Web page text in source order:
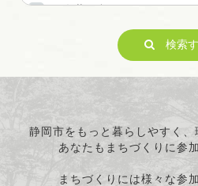
子どもの健全育成
消費者保護
連絡・助言・援助
条例で定める活動
検索す
静岡市をもっと暮らしやすく
あなたもまちづくりに参
まちづくりには様々な参